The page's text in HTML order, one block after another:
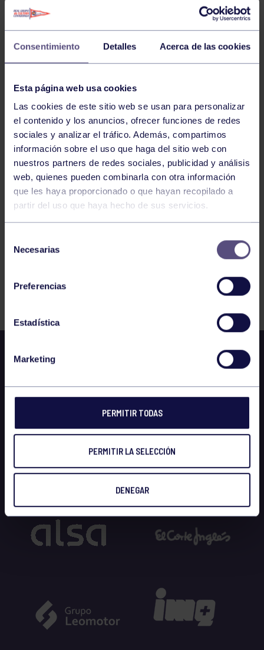
Consentimiento Detalles Acerca de las cookies
Esta página web usa cookies
Las cookies de este sitio web se usan para personalizar
el contenido y los anuncios, ofrecer funciones de redes
sociales y analizar el tráfico. Además, compartimos
información sobre el uso que haga del sitio web con
nuestros partners de redes sociales, publicidad y análisis
web, quienes pueden combinarla con otra información
que les haya proporcionado o que hayan recopilado a
partir del uso que haya hecho de sus servicios.
Necesarias
Preferencias
Estadística
Marketing
PERMITIR TODAS
PERMITIR LA SELECCIÓN
DENEGAR
12 MAYO 2023
BILLAR
LIGA REGIONAL BILLAR LIBRE: RGCC –
AVILÉS A
08 LUNES
MAYO 2023
09:00h BILLAR
GIJÓN
LIGA REGIONAL POR EQUIPOS: BILLAR
FILTRAR